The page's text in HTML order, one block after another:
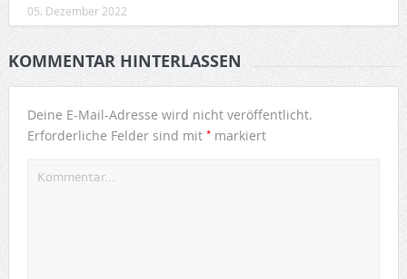
05. Dezember 2022
KOMMENTAR HINTERLASSEN
Deine E-Mail-Adresse wird nicht veröffentlicht.
Erforderliche Felder sind mit *markiert